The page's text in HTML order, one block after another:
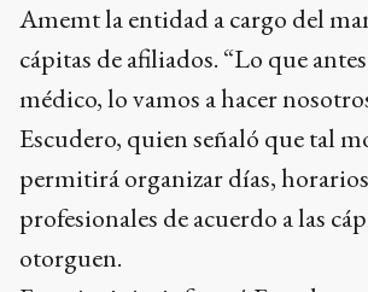
Amemt la entidad a cargo del
cápitas de afiliados. “Lo que
médico, lo vamos a hacer
Escudero, quien señaló que tal
permitirá organizar días,
profesionales de acuerdo a las
otorguen.